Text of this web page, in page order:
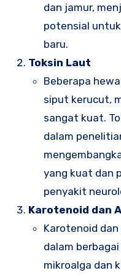
dan jamur,
potensial
baru.
Toksin Laut
Beberapa
siput kerucut,
sangat kuat.
dalam
yang kuat dan
penyakit
Karotenoid dan
Karotenoid
dalam
mikroalga dan